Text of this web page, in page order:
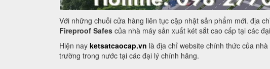
Với những chuỗi cửa hàng liên tục cập nhật sản phẩm mới. địa
Fireproof Safes của nhà máy sản xuất két sắt cao cấp tại các
Hiện nay ketsatcaocap.vn là địa chỉ website chính thức của
trường trong nước tại các đại lý chính hãng.